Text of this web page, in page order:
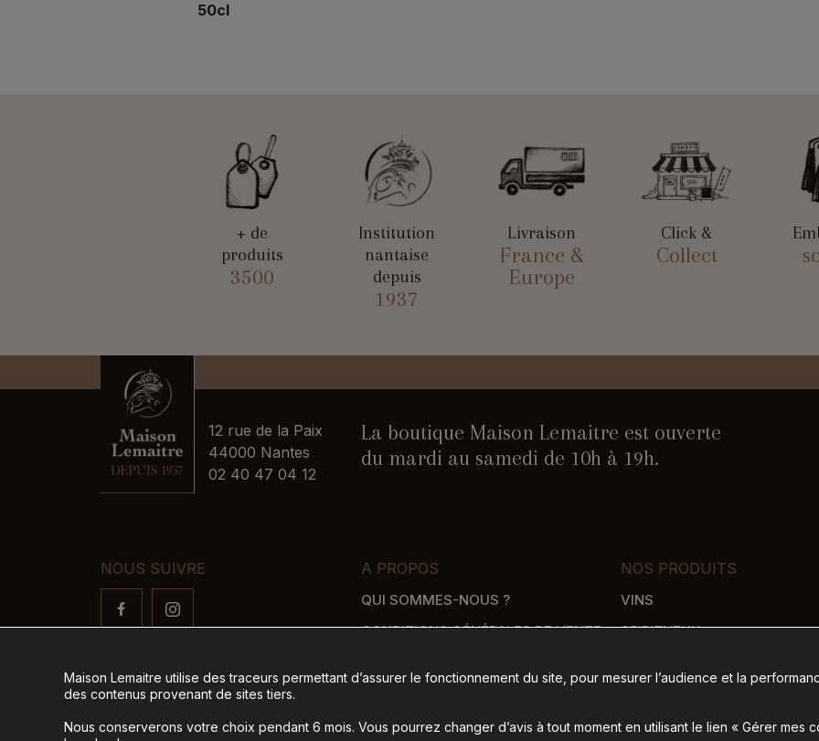
50cl
+ de
produits
3500
Institution
nantaise
depuis
1937
Livraison
France &
Europe
Click &
Collect
12 rue de la Paix
44000 Nantes
02 40 47 04 12
La boutique Maison Lemaitre est ouverte
du mardi au samedi de 10h à 19h.
NOUS SUIVRE A PROPOS
QUI SOMMES-NOUS ?
CONDITIONS GÉNÉRALES DE VENTE
MODES DE PAIEMENT
NOS PRODUITS
VINS
SPIRITUEUX
ÉPICERIE SUCRÉE
Maison Lemaitre utilise des traceurs permettant d’assurer le fonctionnement du site, pour mesurer l’audience et la
des contenus provenant de sites tiers.
Nous conserverons votre choix pendant 6 mois. Vous pourrez changer d’avis à tout moment en utilisant le lien « Gérer mes